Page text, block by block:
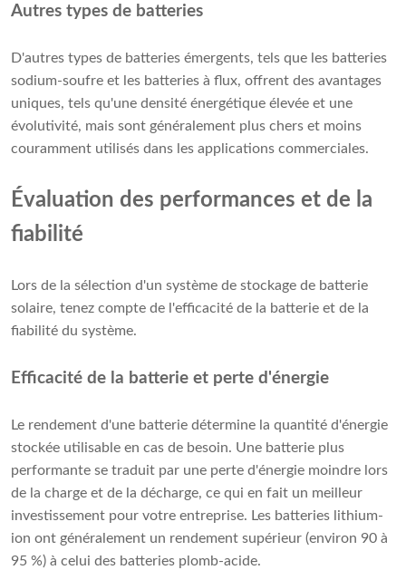
Autres types de batteries
D'autres types de batteries émergents, tels que les batteries
sodium-soufre et les batteries à flux, offrent des avantages
uniques, tels qu'une densité énergétique élevée et une
évolutivité, mais sont généralement plus chers et moins
couramment utilisés dans les applications commerciales.
Évaluation des performances et de la
fiabilité
Lors de la sélection d'un système de stockage de batterie
solaire, tenez compte de l'efficacité de la batterie et de la
fiabilité du système.
Efficacité de la batterie et perte d'énergie
Le rendement d'une batterie détermine la quantité d'énergie
stockée utilisable en cas de besoin. Une batterie plus
performante se traduit par une perte d'énergie moindre lors
de la charge et de la décharge, ce qui en fait un meilleur
investissement pour votre entreprise. Les batteries lithium-
ion ont généralement un rendement supérieur (environ 90 à
95 %) à celui des batteries plomb-acide.